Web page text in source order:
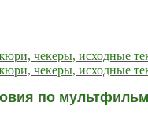
чекеры, исходные
чекеры, исходные
по